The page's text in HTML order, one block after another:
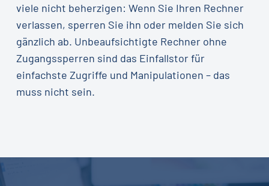
viele nicht beherzigen: Wenn Sie Ihren Rechner
verlassen, sperren Sie ihn oder melden Sie sich
gänzlich ab. Unbeaufsichtigte Rechner ohne
Zugangssperren sind das Einfallstor für
einfachste Zugriffe und Manipulationen – das
muss nicht sein.